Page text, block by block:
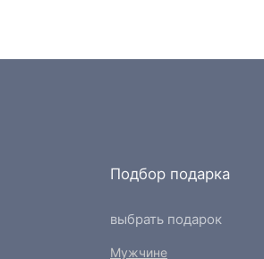
Подбор подарка
выбрать подарок
Мужчине